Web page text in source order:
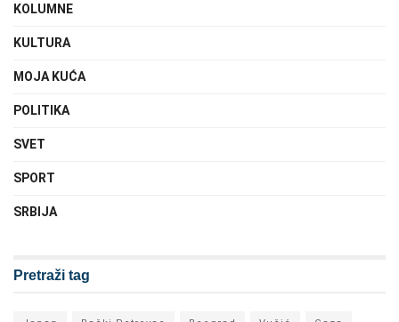
KOLUMNE
KULTURA
MOJA KUĆA
POLITIKA
SVET
SPORT
SRBIJA
Pretraži tag